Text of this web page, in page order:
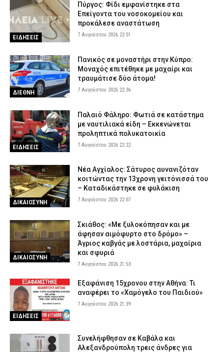
ΕΙΔΗΣΕΙΣ
Πύργος: Φίδι εμφανίστηκε στα
Επείγοντα του νοσοκομείου και
προκάλεσε αναστάτωση
7 Αυγούστου 2026 22:51
ΔΙΕΘΝΗ
Πανικός σε μοναστήρι στην Κύπρο:
Μοναχός επιτέθηκε με μαχαίρι και
τραυμάτισε δύο άτομα!
7 Αυγούστου 2026 22:36
ΕΙΔΗΣΕΙΣ
Παλαιό Φάληρο: Φωτιά σε κατάστημα
με ναυτιλιακά είδη – Εκκενώνεται
προληπτικά πολυκατοικία
7 Αυγούστου 2026 22:22
ΔΙΚΑΙΟΣΥΝΗ
Νέα Αγχίαλος: Σάτυρος αυνανιζόταν
κοιτώντας την 13χρονη γειτόνισσά του
– Καταδικάστηκε σε φυλάκιση
7 Αυγούστου 2026 22:07
ΔΙΚΑΙΟΣΥΝΗ
Σκιάθος: «Με ξυλοκόπησαν και με
άφησαν αιμόφυρτο στο δρόμο» –
Άγριος καβγάς με λοστάρια, μαχαίρια
και σφυριά
7 Αυγούστου 2026 21:53
ΕΙΔΗΣΕΙΣ
Εξαφάνιση 15χρονου στην Αθήνα: Τι
αναφέρει το «Χαμόγελο του Παιδιού»
7 Αυγούστου 2026 21:39
Συνελήφθησαν σε Καβάλα και
Αλεξανδρούπολη τρεις άνδρες για